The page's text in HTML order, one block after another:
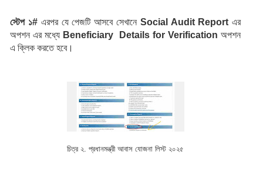
স্টেপ ১# এরপর যে পেজটি আসবে সেখানে Social Audit Report এর
অপশন এর মধ্যে Beneficiary Details for Verification অপশন
এ ক্লিক করতে হবে।
চিত্র ২. প্রধানমন্ত্রী আবাস যোজনা লিস্ট ২০২৫